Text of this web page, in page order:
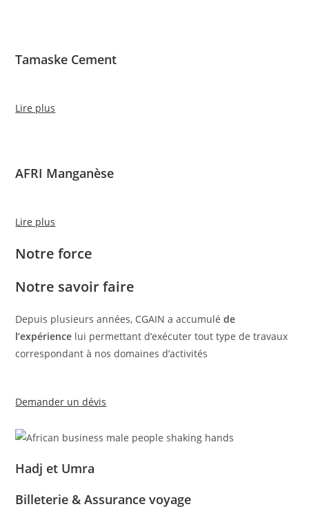
Tamaske Cement
Lire plus
AFRI Manganèse
Lire plus
Notre force
Notre savoir faire
Depuis plusieurs années, CGAIN a accumuléde
l’expérience lui permettant d’exécuter tout type de travaux
correspondant à nos domaines d’activités
Demander un dévis
Hadj et Umra
Billeterie & Assurance voyage